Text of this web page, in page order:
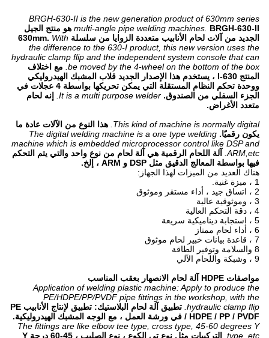
BRGH-630-II is the new generation product of 630mm series
multi-angle pipe welding machines. BRGH-630-II هو منتج الجيل
الجديد من آلات لحام الأنابيب متعددة الزوايا من سلسلة 630mm. With
the difference to the 630-I product, this new version uses the
hydraulic clamp flip and the independent system console that can
be moved by the 4-wheel on the bottom of the box. مع اختلاف
المنتج 630-I ، يستخدم هذا الإصدار الجديد قلاب المشبك الهيدروليكي
ووحدة تحكم النظام المستقلة التي يمكن تحريكها بواسطة 4 عجلات في
الجزء السفلي من الصندوق. It is a multi purpose welder.
إنه لحام
متعدد الأغراض.
This kind of machine is normally digital. هذا النوع من الآلات عادة ما
يكون رقميًا. The digital welding machine is a one type welding
machine which is embedded microprocessor control like DSP and
ARM,etc.
آلة اللحام الرقمية هي آلة لحام من نوع واحد والتي يتم التحكم
فيها بواسطة المعالج الدقيق مثل DSP و ARM ، إلخ.
هناك العديد من الميزات لهذا الجهاز:
1 ، ميزة غنية.
2 ، اتساق جيد ، أداء مستقر وموثوق
3 ، وموثوقية عالية
4 ، دقة التحكم العالية
5 ، استجابة ديناميكية سريعة
6 ، أداء لحام ممتاز
7 ، قاعدة بيانات خبير لحام موثوق
8 والسلامة وتوفير الطاقة
9 ، وشبكة واللحام الآلي
مواصفات HDPE آلة لحام الانصهار بعقب المناسب
Application of welding plastic machine: Apply to produce the
PE/HDPE/PP/PVDF pipe fittings in the workshop, with the
hydraulic clamp flip.
تطبيق آلة لحام البلاستيك: تطبيق لإنتاج الأنابيب PE
/ HDPE / PP / PVDF في ورشة العمل ، مع الوجه المشبك الهيدروليكية.
The fittings are like elbow tee type, cross type, 45-60 degrees Y
type, etc.
التركيبات مثل نوع تي الكوع ، نوع الصليب ، 45-60 درجة Y